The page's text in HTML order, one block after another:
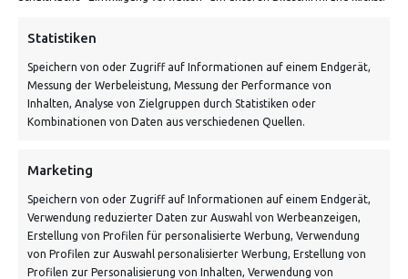
Statistiken
Speichern von oder Zugriff auf Informationen auf einem Endgerät,
Messung der Werbeleistung, Messung der Performance von
Inhalten, Analyse von Zielgruppen durch Statistiken oder
Kombinationen von Daten aus verschiedenen Quellen.
Marketing
Speichern von oder Zugriff auf Informationen auf einem Endgerät,
Verwendung reduzierter Daten zur Auswahl von Werbeanzeigen,
Erstellung von Profilen für personalisierte Werbung, Verwendung
von Profilen zur Auswahl personalisierter Werbung, Erstellung von
Profilen zur Personalisierung von Inhalten, Verwendung von
ADRESSE
Von Tiling GmbH
Bahnhofstraße 3, 06268 Nemsdorf-Göhrendorf
Kontakt: Mo - Fr von 10:00 bis 18:00 Uhr
info@vontiling.de
Schnell und grün versendet: